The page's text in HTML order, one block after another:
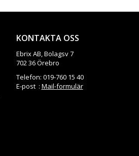
KONTAKTA OSS
Ebrix AB, Bolagsv 7
702 36 Örebro
Telefon: 019-760 15 40
E-post : Mail-formulär